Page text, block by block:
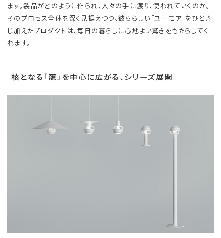
ます。製品がどのように作られ、人々の手に渡り、使われていくのか。
そのプロセス全体を深く見据えつつ、彼ららしい「ユーモア」をひとさ
じ加えたプロダクトは、毎日の暮らしに心地よい驚きをもたらしてく
れます。
核となる「籠」を中心に広がる、シリーズ展開